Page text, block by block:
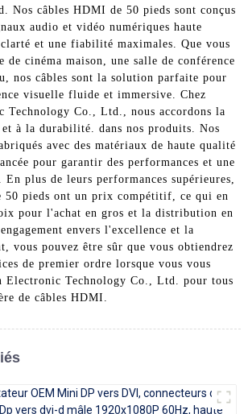
Nos câbles HDMI de 50 pieds sont conçus
audio et vidéo numériques haute
et une fiabilité maximales. Que vous
de cinéma maison, une salle de conférence
nos câbles sont la solution parfaite pour
visuelle fluide et immersive. Chez
Technology Co., Ltd., nous accordons la
à la durabilité. dans nos produits. Nos
avec des matériaux de haute qualité
pour garantir des performances et une
plus de leurs performances supérieures,
50 pieds ont un prix compétitif, ce qui en
pour l'achat en gros et la distribution en
envers l'excellence et la
vous pouvez être sûr que vous obtiendrez
de premier ordre lorsque vous vous
Electronic Technology Co., Ltd. pour tous
de câbles HDMI.